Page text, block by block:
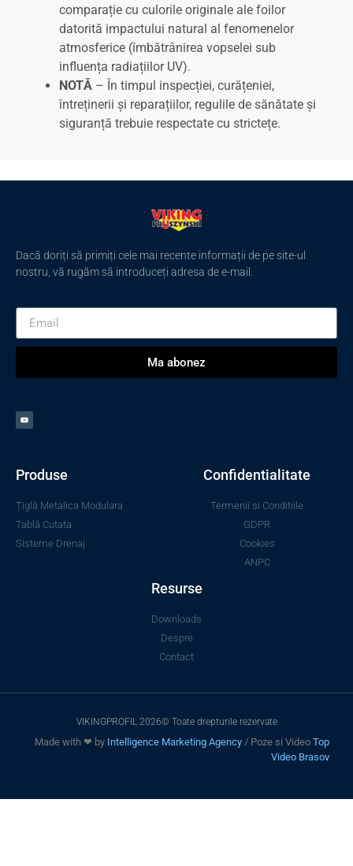
comparație cu culorile originale ale foilor
datorită impactului natural al fenomenelor
atmosferice (îmbătrânirea vopselei sub
influența radiațiilor UV).
NOTĂ – În timpul inspecției, curățeniei,
întreținerii și reparațiilor, regulile de sănătate și
siguranță trebuie respectate cu strictețe.
Dacă doriți să primiți cele mai recente informații de pe site-ul
nostru, vă rugăm să introduceți adresa de e-mail.
Ma abonez
Produse
Țiglă Metalica Modulara
Tablă Cutata
Sisteme Drenaj
Confidentialitate
Termenii si Conditiile
GDPR
Cookies
ANPC
Resurse
Downloads
Despre
Contact
VIKINGPROFIL 2026© Toate drepturile rezervate
Made with ❤ by Intelligence Marketing Agency / Poze si Video Top
Video Brasov